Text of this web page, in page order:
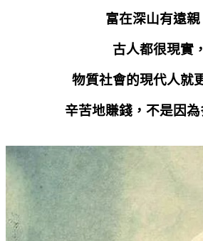
富在深山有遠親
古人都很現實，
物質社會的現代人就
辛苦地賺錢，不是因為